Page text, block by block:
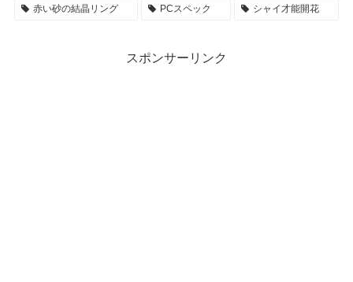
赤い砂の結晶リング PCスペック シャイ才能開花
スポンサーリンク